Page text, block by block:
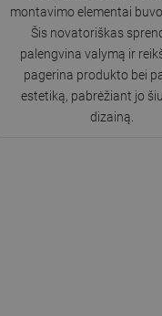
montavimo elementai
Šis novatoriškas
palengvina valymą ir
pagerina produkto bei
estetiką, pabrėžiant jo
dizainą.